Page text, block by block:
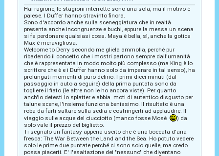
Hai ragione, le stagioni interrotte sono una sola, ma il motivo è
palese. I Duffer hanno stravinto finora.
Sono d'accordo anche sulla sceneggiatura che in realtà
presenta anche incongruenze e buchi, eppure la messa un scena
si fa perdonare qualsiasi cosa. Maya è bella, sì, anche la gotica
Max è meravigliosa.
Welcome to Derry secondo me gliela ammolla, perché pur
ribadendo il concetto che i mostri partono sempre dall'umanità
che è rappresentata in modo molto più complesso (ma King è lo
scrittore che è e i Duffer hanno solo da imparare in tal senso), ha
prolungati momenti di puro delirio. I primi dieci minuti (dal
passaggio in auto a seguire) della prima puntata sono da
togliere il fiato (le altre non le ho ancora viste). Per quanto
anch'io detesti lo splatter e abbia moti di autentico disgusto per
talune scene, l'insieme funziona benissimo. Il risultato è una
roba da farti saltare sulla sedia e costringerti ad applaudire. Il
viaggio sulle acque del ciucciotto (manco fosse Mosè
) da
solo vale il prezzo del biglietto.
Ti segnalo un fantasy appena uscito che è una boccata d'aria
fresca: The War Between the Land and the Sea. Ho potuto vedere
solo le prime due puntate perché ci sono solo quelle, ma credo
possa piacerti. E' l'esaltazione dei "nessuno" che diventano